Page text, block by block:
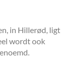
in Hillerød, ligt
wordt ook